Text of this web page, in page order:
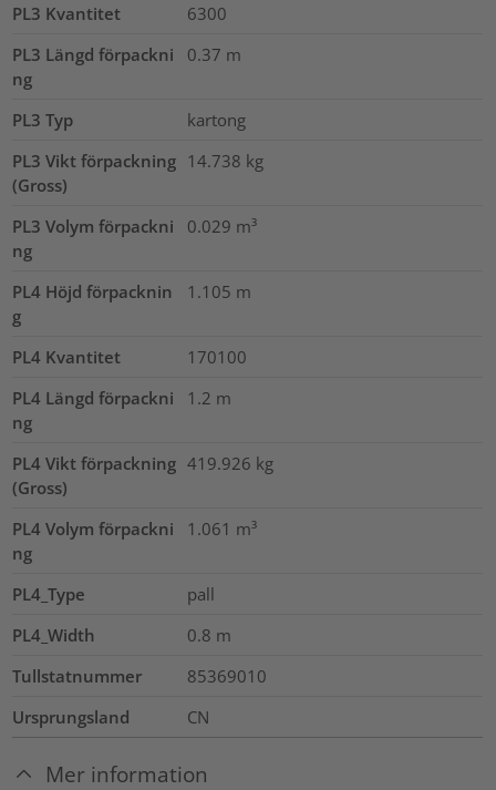
PL3 Kvantitet
6300
PL3 Längd förpackni
ng
0.37 m
PL3 Typ
kartong
PL3 Vikt förpackning
(Gross)
14.738 kg
PL3 Volym förpackni
ng
0.029 m³
PL4 Höjd förpacknin
g
1.105 m
PL4 Kvantitet
170100
PL4 Längd förpackni
ng
1.2 m
PL4 Vikt förpackning
(Gross)
419.926 kg
PL4 Volym förpackni
ng
1.061 m³
PL4_Type
pall
PL4_Width
0.8 m
Tullstatnummer
85369010
Ursprungsland
CN
Mer information